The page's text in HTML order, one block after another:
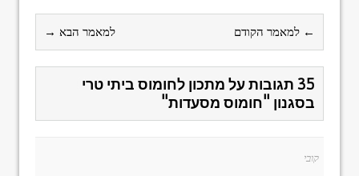
← למאמר הקודם למאמר הבא →
35 תגובות על מתכון לחומוס ביתי טרי
בסגנון "חומוס מסעדות"
קובי